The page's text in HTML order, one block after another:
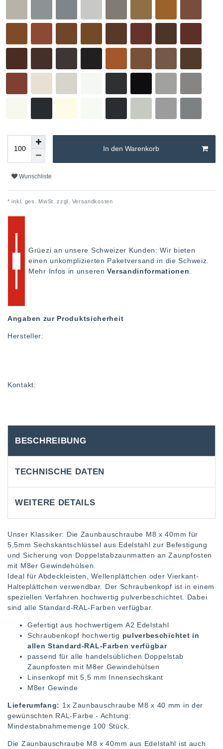
In den Warenkorb
Wunschliste
* inkl. ges. MwSt. zzgl. Versandkosten
Grüezi an unsere Schweizer Kunden: Wir bieten
einen unkomplizierten Paketversand in die Schweiz.
Mehr Infos in unserenVersandinformationen
Angaben zur Produktsicherheit
Hersteller:
Kontakt:
BESCHREIBUNG
TECHNISCHE DATEN
WEITERE DETAILS
Unser Klassiker: Die Zaunbauschraube M8 x 40mm für
5,5mm Sechskantschlüssel aus Edelstahl zur Befestigung
und Sicherung von Doppelstabzaunmatten an Zaunpfosten
mit M8er Gewindehülsen.
Ideal für Abdeckleisten, Wellenplättchen oder Vierkant-
Halteplättchen verwendbar. Der Schraubenkopf ist in einem
speziellen Verfahren hochwertig pulverbeschichtet. Dabei
sind alle Standard-RAL-Farben verfügbar.
Gefertigt aus hochwertigem A2 Edelstahl
Schraubenkopf hochwertig pulverbeschichtet in
allen Standard-RAL-Farben verfügbar
passend für alle handelsüblichen Doppelstab
Zaunpfosten mit M8er Gewindehülsen
Linsenkopf mit 5,5 mm Innensechskant
M8er Gewinde
Lieferumfang: 1x Zaunbauschraube M8 x 40 mm in der
gewünschten RAL-Farbe - Achtung:
Mindestabnahmemenge 100 Stück.
Die Zaunbauschraube M8 x 40mm aus Edelstahl ist auch